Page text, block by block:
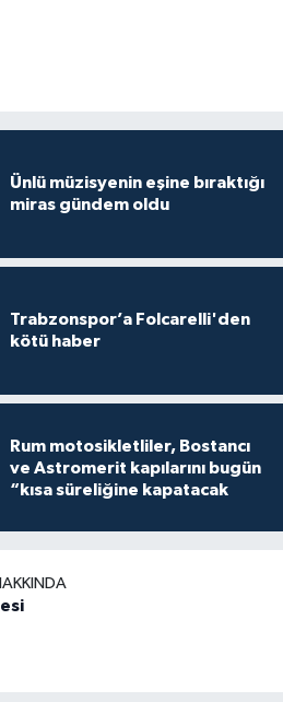
Ünlü müzisyenin eşine bıraktığı
miras gündem oldu
Trabzonspor’a Folcarelli'den
kötü haber
Rum motosikletliler, Bostancı
ve Astromerit kapılarını bugün
“kısa süreliğine kapatacak